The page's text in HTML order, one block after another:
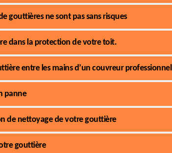
gouttières ne sont pas sans risques
dans la protection de votre toit.
entre les mains d’un couvreur
panne
de nettoyage de votre gouttière
gouttière